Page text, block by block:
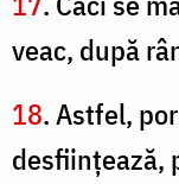
veac, după
18. Astfel,
desfiinţează,